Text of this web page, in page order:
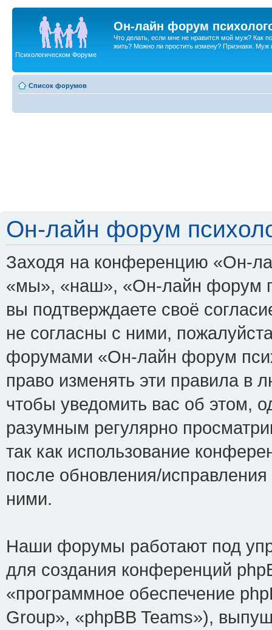
Он-лайн форум
Что делать, если мне не нравится мой муж? Как
жить? Можно ли простить измену? Признаки. Муж
Психологическом Форуме
Список форумов
Он-лайн форум
Заходя на конференцию «Он-
«мы», «наш», «Он-лайн форум
вы подтверждаете своё
не согласны с ними,
форумами «Он-лайн форум
право изменять эти правила в
чтобы уведомить вас об этом,
разумным регулярно
так как использование
после обновления/
ними.
Наши форумы работают под
для создания конференций
«программное обеспечение
Group», «phpBB Teams»),